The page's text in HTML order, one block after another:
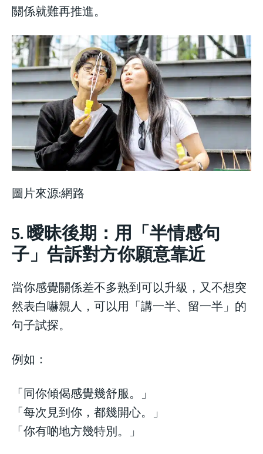
關係就難再推進。
圖片來源:網路
5. 曖昧後期：用「半情感句
子」告訴對方你願意靠近
當你感覺關係差不多熟到可以升級，又不想突
然表白嚇親人，可以用「講一半、留一半」的
句子試探。
例如：
「同你傾偈感覺幾舒服。」
「每次見到你，都幾開心。」
「你有啲地方幾特別。」